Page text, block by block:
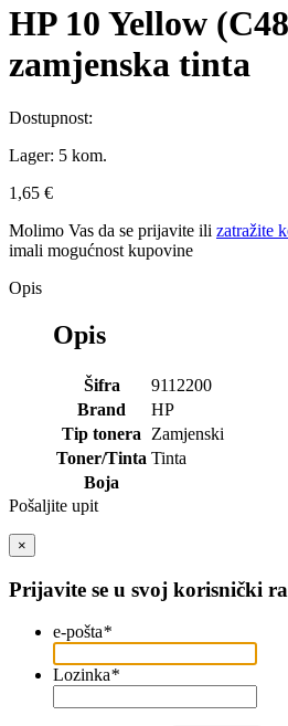
HP 10 Yellow
zamjenska tinta
Dostupnost:
Lager: 5 kom.
1,65 €
Molimo Vas da se prijavite ili zatražite
imali mogućnost kupovine
Opis
Opis
Šifra
9112200
Brand
HP
Tip tonera
Zamjenski
Toner/Tinta Tinta
Boja
Pošaljite upit
×
Prijavite se u svoj korisnički
e-pošta*
Lozinka*